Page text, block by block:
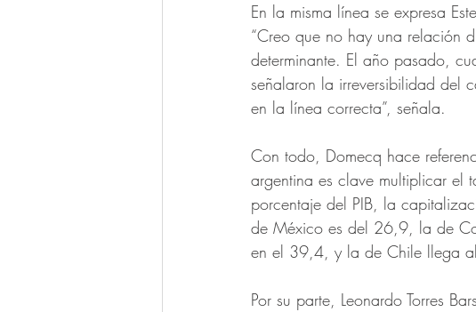
En la misma línea se expresa
“Creo que no hay una relación
determinante. El año pasado,
señalaron la irreversibilidad del
en la línea correcta”, señala.
Con todo, Domecq hace
argentina es clave multiplicar
porcentaje del PIB, la
de México es del 26,9, la de
en el 39,4, y la de Chile llega
Por su parte, Leonardo Torres